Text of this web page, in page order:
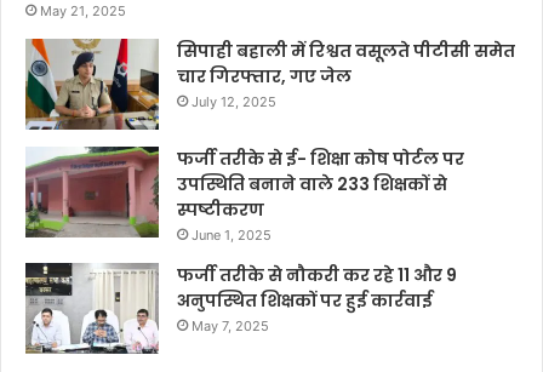
May 21, 2025
सिपाही बहाली में रिश्वत वसूलते पीटीसी समेत
चार गिरफ्तार, गए जेल
July 12, 2025
फर्जी तरीके से ई- शिक्षा कोष पोर्टल पर
उपस्थिति बनाने वाले 233 शिक्षकों से
स्पष्टीकरण
June 1, 2025
फर्जी तरीके से नौकरी कर रहे 11 और 9
अनुपस्थित शिक्षकों पर हुई कार्रवाई
May 7, 2025